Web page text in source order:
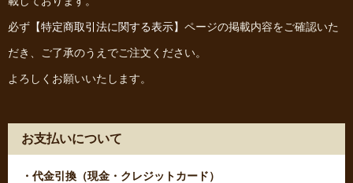
必ず 【特定商取引法に関する表示】 ページの掲載内容をご確認いた
だき、ご了承のうえでご注文ください。
よろしくお願いいたします。
お支払いについて
・代金引換（現金・クレジットカード）